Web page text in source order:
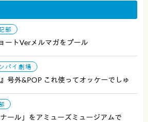
部
ートverメルマガをプール
パイ劇場
号外&POP これ使ってオッケーでしゅ
ール」をアミューズミュージアムで